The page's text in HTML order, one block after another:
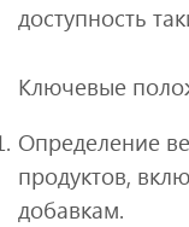
доступность
Ключевые
Определение
продуктов,
добавкам.